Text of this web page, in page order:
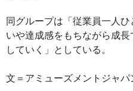
同グループは「従業員一人
いや達成感をもちながら成
していく」としている。
文＝アミューズメントジャパ